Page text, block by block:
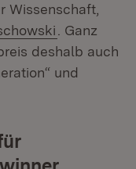
Wissenschaft,
. Ganz
deshalb auch
und